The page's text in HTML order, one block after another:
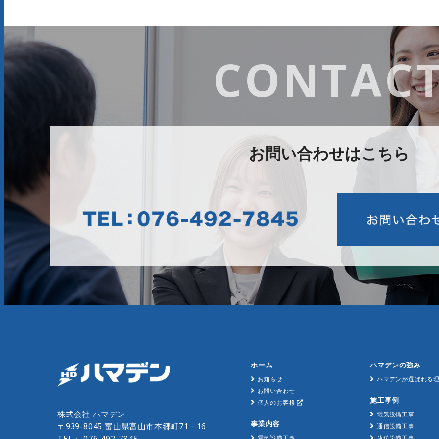
お問い合わせはこちら
株式会社 ハマデン
〒939-8045 富山県富山市本郷町71－16
ホーム
お知らせ
お問い合わせ
個人のお客様
事業内容
ハマデンの強み
ハマデンが選ばれる
施工事例
電気設備工事
通信設備工事